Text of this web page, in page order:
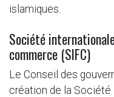
islamiques.
Société
commerce (SIFC)
Le Conseil des
création de la